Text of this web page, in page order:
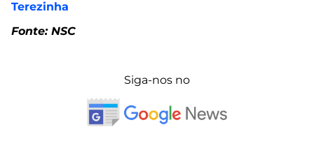
Terezinha
Fonte: NSC
Siga-nos no